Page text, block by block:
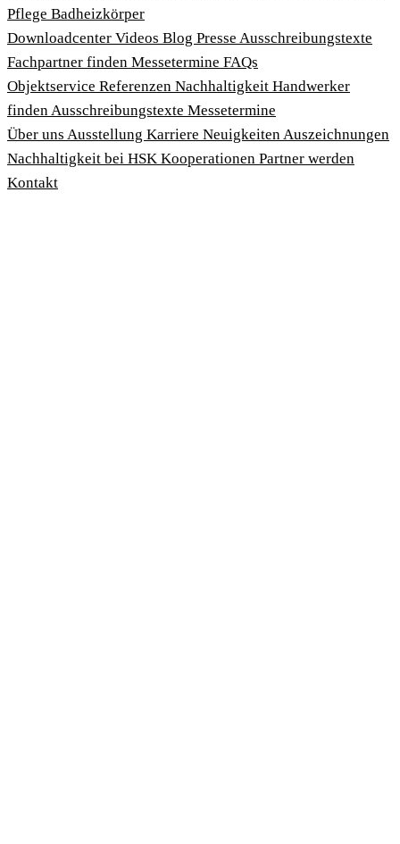
Pflege Badheizkörper
Download­center Videos Blog Presse Ausschreibungstexte
Fachpartner finden Messetermine FAQs
Objektservice Referenzen Nachhaltigkeit Handwerker
findenAusschreibungstexte Messetermine
Über uns Ausstellung Karriere NeuigkeitenAuszeichnungen
Nachhaltigkeit bei HSK Kooperationen Partner werden
Kontakt